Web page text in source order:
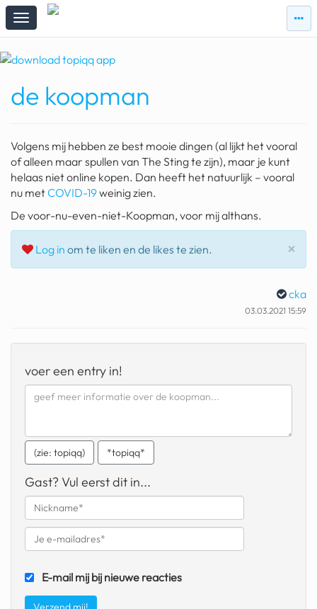
zie
topiqqs
zie
#vandaag
Topiqqs Reacties
ark van noach
pokemon kaarten
fomo
21.4 procent btw
deepseek
blokker
it really whips the llama s
ass
chinese automerken
boring phone
bakelse princess taart
dunkin donuts
ryanair
de koopman
Volgens mij hebben ze best mooie dingen (al lijkt het vooral
of alleen maar spullen van The Sting te zijn), maar je kunt
helaas niet online kopen. Dan heeft het natuurlijk – vooral
nu metCOVID-19weinig zien.
De voor-nu-even-niet-Koopman, voor mij althans.
×
Log in om te liken en de likes te zien.
cka
03.03.2021 15:59
voer een entry in!
(zie: topiqq) *topiqq*
Gast? Vul eerst dit in...
E-mail mij bij nieuwe reacties